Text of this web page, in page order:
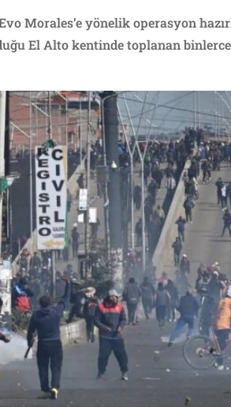
Morales’e yönelik operasyon
El Alto kentinde toplanan